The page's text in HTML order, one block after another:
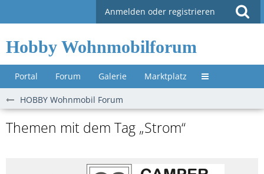
Anmelden oder registrieren
Hobby Wohnmobilforum
Portal Forum Galerie Marktplatz Untermenü »
HOBBY Wohnmobil Forum
Themen mit dem Tag „Strom“